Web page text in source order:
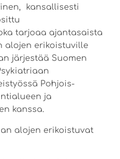
kansallisesti
tarjoaa ajantasaista
alojen erikoistuville
järjestää Suomen
Pohjois-
ja
kanssa.
alojen erikoistuvat